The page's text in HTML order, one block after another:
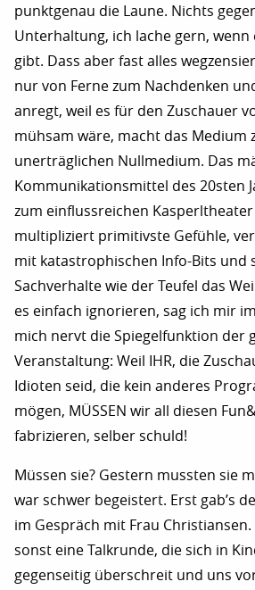
punktgenau die Laune. Nichts
Unterhaltung, ich lache gern, wenn
gibt. Dass aber fast alles
nur von Ferne zum Nachdenken
anregt, weil es für den Zuschauer
mühsam wäre, macht das Medium
unerträglichen Nullmedium. Das
Kommunikationsmittel des 20sten
zum einflussreichen
multipliziert primitivste Gefühle,
mit katastrophischen Info-Bits und
Sachverhalte wie der Teufel das
es einfach ignorieren, sag ich mir
mich nervt die Spiegelfunktion der
Veranstaltung: Weil IHR, die
Idioten seid, die kein anderes
mögen, MÜSSEN wir all diesen
fabrizieren, selber schuld!
Müssen sie? Gestern mussten sie
war schwer begeistert. Erst gab’s
im Gespräch mit Frau
sonst eine Talkrunde, die sich in
gegenseitig überschreit und uns